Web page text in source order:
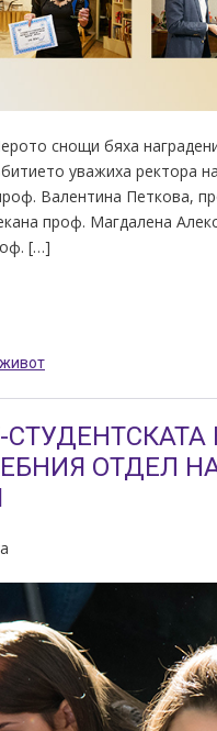
снощи бяха
уважиха ректора
Валентина Петкова,
проф. Магдалена
[…]
ОТДЕЛ